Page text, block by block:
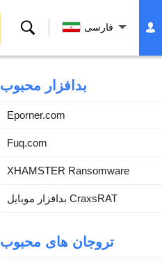
جستجو
فارسی
بدافزار محبوب
Eporner.com
Fuq.com
XHAMSTER Ransomware
بدافزار موبایل CraxsRAT
تروجان های محبوب